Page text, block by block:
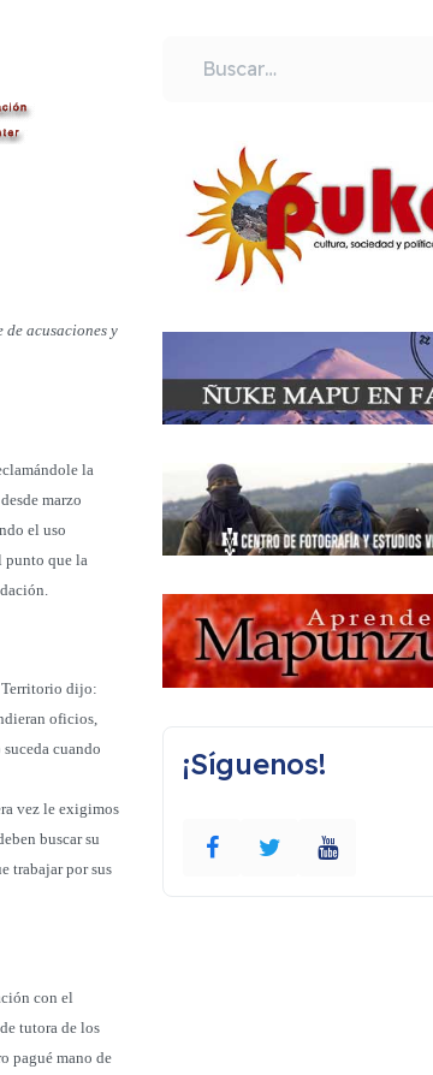
acusaciones y
la
marzo
el uso
punto que la
Territorio dijo:
oficios,
cuando
vez le exigimos
buscar su
trabajar por sus
con el
tutora de los
pagué mano de
Buscar
¡Síguenos!